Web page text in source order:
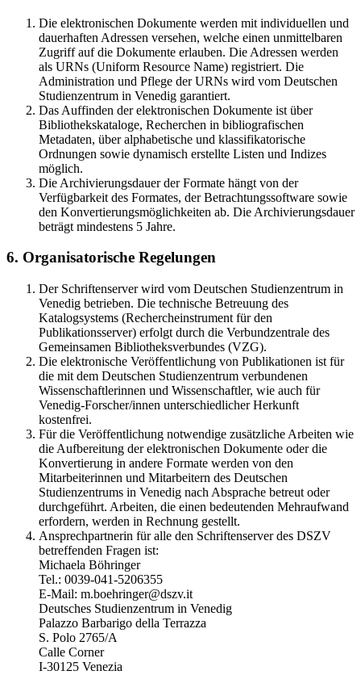
Die elektronischen Dokumente werden mit individuellen und
dauerhaften Adressen versehen, welche einen unmittelbaren
Zugriff auf die Dokumente erlauben. Die Adressen werden
als URNs (Uniform Resource Name) registriert. Die
Administration und Pflege der URNs wird vom Deutschen
Studienzentrum in Venedig garantiert.
Das Auffinden der elektronischen Dokumente ist über
Bibliothekskataloge, Recherchen in bibliografischen
Metadaten, über alphabetische und klassifikatorische
Ordnungen sowie dynamisch erstellte Listen und Indizes
möglich.
Die Archivierungsdauer der Formate hängt von der
Verfügbarkeit des Formates, der Betrachtungssoftware sowie
den Konvertierungsmöglichkeiten ab. Die Archivierungsdauer
beträgt mindestens 5 Jahre.
6. Organisatorische Regelungen
Der Schriftenserver wird vom Deutschen Studienzentrum in
Venedig betrieben. Die technische Betreuung des
Katalogsystems (Rechercheinstrument für den
Publikationsserver) erfolgt durch die Verbundzentrale des
Gemeinsamen Bibliotheksverbundes (VZG).
Die elektronische Veröffentlichung von Publikationen ist für
die mit dem Deutschen Studienzentrum verbundenen
Wissenschaftlerinnen und Wissenschaftler, wie auch für
Venedig-Forscher/innen unterschiedlicher Herkunft
kostenfrei.
Für die Veröffentlichung notwendige zusätzliche Arbeiten wie
die Aufbereitung der elektronischen Dokumente oder die
Konvertierung in andere Formate werden von den
Mitarbeiterinnen und Mitarbeitern des Deutschen
Studienzentrums in Venedig nach Absprache betreut oder
durchgeführt. Arbeiten, die einen bedeutenden Mehraufwand
erfordern, werden in Rechnung gestellt.
Ansprechpartnerin für alle den Schriftenserver des DSZV
betreffenden Fragen ist:
Michaela Böhringer
Tel.: 0039-041-5206355
E-Mail: m.boehringer@dszv.it
Deutsches Studienzentrum in Venedig
Palazzo Barbarigo della Terrazza
S. Polo 2765/A
Calle Corner
I-30125 Venezia